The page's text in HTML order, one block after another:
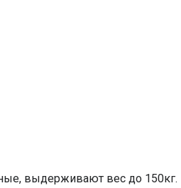
выдерживают вес до